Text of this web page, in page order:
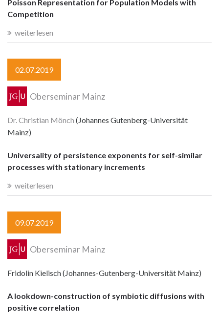
Poisson Representation for Population Models with
Competition
weiterlesen
02.07.2019
Oberseminar Mainz
Dr. Christian Mönch (Johannes Gutenberg-Universität
Mainz)
Universality of persistence exponents for self-similar
processes with stationary increments
weiterlesen
09.07.2019
Oberseminar Mainz
Fridolin Kielisch (Johannes-Gutenberg-Universität Mainz)
A lookdown-construction of symbiotic diffusions with
positive correlation